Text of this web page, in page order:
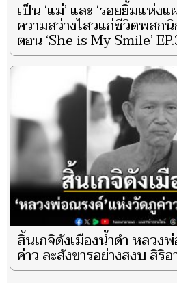
เป็น ‘แม่’ และ ‘รอยยิ้มแห่ง
ความสว่างไสวแก่ชีวิตพสก
ตอน ‘She is My Smile’
สิ้นเกจิดังเมืองน้ำดำ หลวง
ค่าว ละสังขารอย่างสงบ สิริ